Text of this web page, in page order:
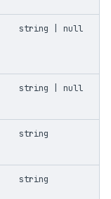
string | null
string | null
string
string